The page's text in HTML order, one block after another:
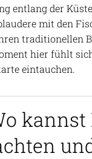
entlang der
mit den
traditionellen
hier fühlt
eintauchen.
kannst